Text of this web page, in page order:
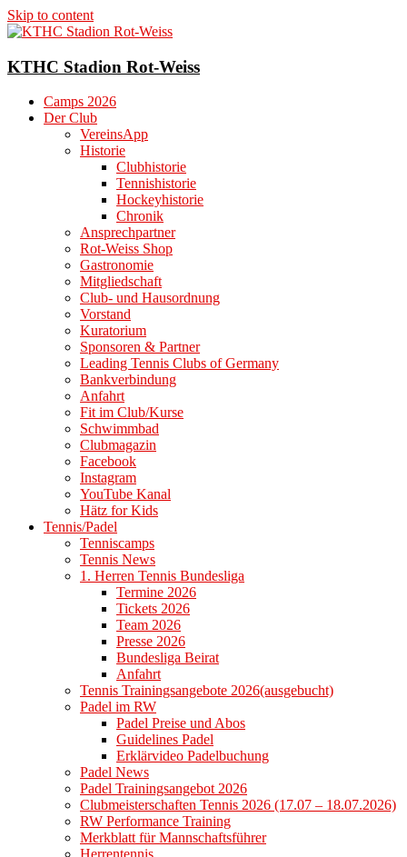
Skip to content
KTHC Stadion Rot-Weiss
Camps 2026
Der Club
VereinsApp
Historie
Clubhistorie
Tennishistorie
Hockeyhistorie
Chronik
Ansprechpartner
Rot-Weiss Shop
Gastronomie
Mitgliedschaft
Club- und Hausordnung
Vorstand
Kuratorium
Sponsoren & Partner
Leading Tennis Clubs of Germany
Bankverbindung
Anfahrt
Fit im Club/Kurse
Schwimmbad
Clubmagazin
Facebook
Instagram
YouTube Kanal
Hätz for Kids
Tennis/Padel
Tenniscamps
Tennis News
1. Herren Tennis Bundesliga
Termine 2026
Tickets 2026
Team 2026
Presse 2026
Bundesliga Beirat
Anfahrt
Tennis Trainingsangebote 2026(ausgebucht)
Padel im RW
Padel Preise und Abos
Guidelines Padel
Erklärvideo Padelbuchung
Padel News
Padel Trainingsangebot 2026
Clubmeisterschaften Tennis 2026 (17.07 – 18.07.2026)
RW Performance Training
Merkblatt für Mannschaftsführer